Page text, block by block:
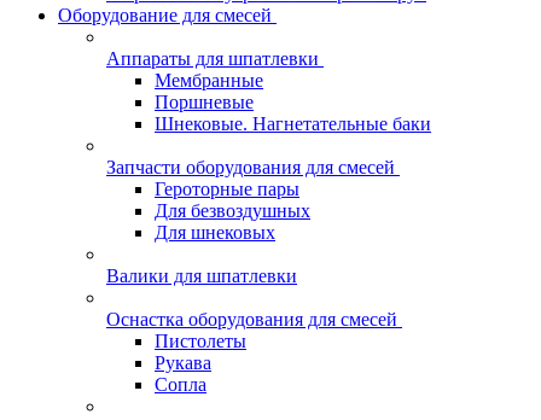
Оборудование для смесей
Аппараты для шпатлевки
Мембранные
Поршневые
Шнековые. Нагнетательные баки
Запчасти оборудования для смесей
Героторные пары
Для безвоздушных
Для шнековых
Валики для шпатлевки
Оснастка оборудования для смесей
Пистолеты
Рукава
Сопла